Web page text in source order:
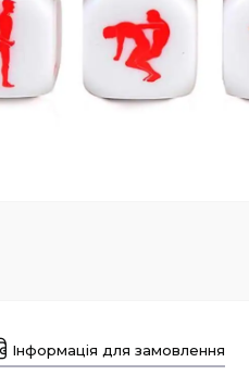
Інформація для замовлення